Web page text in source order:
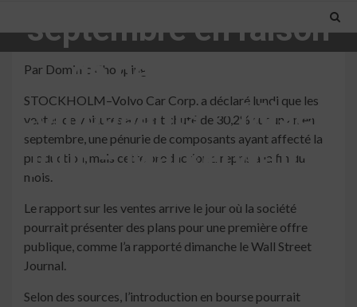
septembre en raison
de pénuries de
composants – Mise à
jour – MarketWatch
3 min read
Par Dominic Chopping
STOCKHOLM–Volvo Car Corp. a déclaré lundi que les
ventes de voitures avaient chuté de 30,2% sur un an en
septembre, une pénurie de composants ayant affecté la
production, mais cette production a repris à la fin du
mois.
Le rapport sur les ventes arrive le jour où la société
pourrait présenter des plans pour une première offre
publique, comme l’a rapporté dimanche le Wall Street
Journal.
Selon des sources, l’introduction en bourse pourrait